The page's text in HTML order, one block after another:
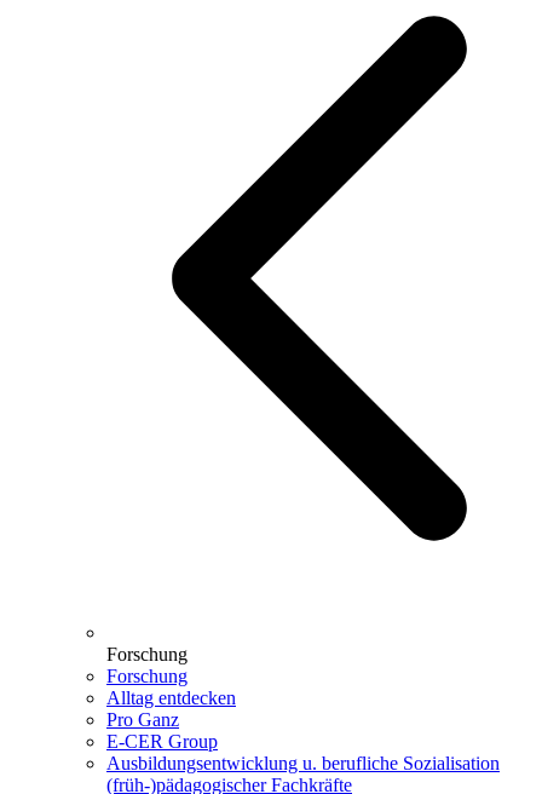
Forschung
Forschung
Alltag entdecken
Pro Ganz
E-CER Group
Ausbildungsentwicklung u. berufliche Sozialisation
(früh-)pädagogischer Fachkräfte